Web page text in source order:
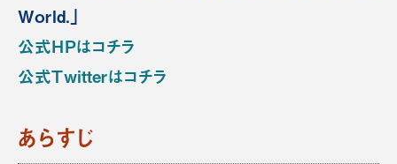
World.」
公式HPはコチラ
公式Twitterはコチラ
あらすじ